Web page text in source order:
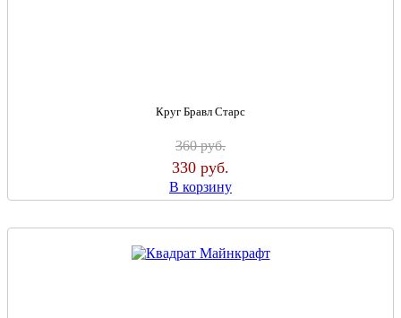
Круг Бравл Старс
360руб.
330 руб.
В корзину